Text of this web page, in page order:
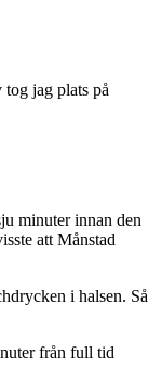
tog jag plats på
minuter innan den
att Månstad
i halsen. Så
från full tid